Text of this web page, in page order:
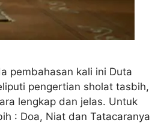
pembahasan kali ini Duta
pengertian sholat tasbih,
lengkap dan jelas. Untuk
: Doa, Niat dan Tatacaranya